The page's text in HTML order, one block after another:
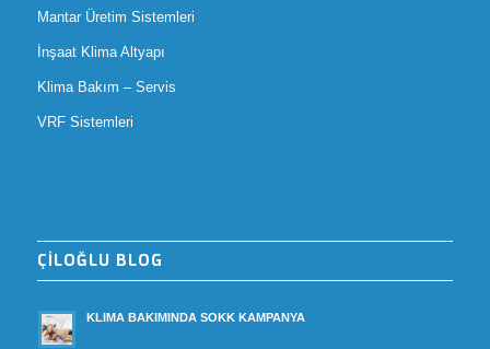
Mantar Üretim Sistemleri
İnşaat Klima Altyapı
Klima Bakım – Servis
VRF Sistemleri
ÇİLOĞLU BLOG
KLIMA BAKIMINDA SOKK KAMPANYA